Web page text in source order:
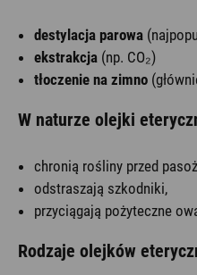
destylacja parowa
ekstrakcja (np. CO₂)
tłoczenie na zimno
W naturze olejki
chronią rośliny przed
odstraszają szkodniki,
przyciągają pożyteczne
Rodzaje olejków